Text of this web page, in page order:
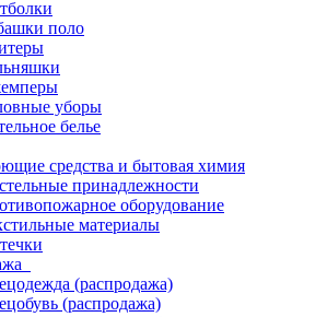
поло
уборы
белье
средства и бытовая химия
принадлежности
оборудование
материалы
(распродажа)
(распродажа)